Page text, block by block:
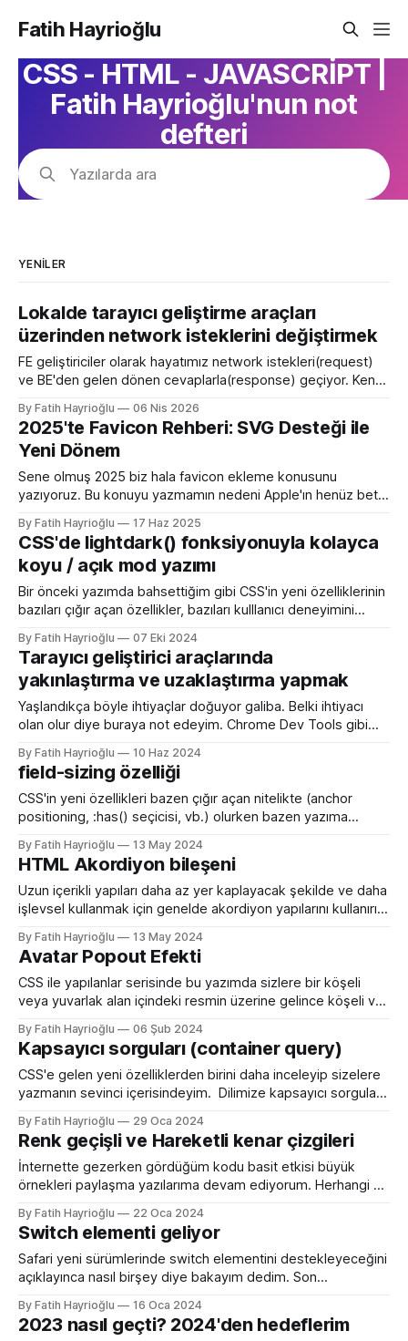
Fatih Hayrioğlu
CSS - HTML - JAVASCRİPT |
Fatih Hayrioğlu'nun not
defteri
Yazılarda ara
YENILER
Lokalde tarayıcı geliştirme araçları
üzerinden network isteklerini değiştirmek
FE geliştiriciler olarak hayatımız network istekleri(request)
ve BE'den gelen dönen cevaplarla(response) geçiyor. Kendi
olduğunda mock server kurmak veya çeşitli kütüphanelerle
bu işi yapıyordum. Mock işini tarayıcı üzerinden yapmaya
başlayalı çok rahatladım. Süper kolaylık sağlayan bir özellik.
Genel kullanım alanları * BE
By Fatih Hayrioğlu 06 Nis 2026
2025'te Favicon Rehberi: SVG Desteği ile
Yeni Dönem
Sene olmuş 2025 biz hala favicon ekleme konusunu
yazıyoruz. Bu konuyu yazmamın nedeni Apple'ın henüz beta
oluşu. Bu vesileyle bilgileri tazelemekte fayda var. favicon,
web sitelerinin tarayıcının sayfa, sekme ve yerimi kısmında
gösterilen küçük simgelerdir. Aslında favori ikon dosyaları
By Fatih Hayrioğlu 17 Haz 2025
CSS'de lightdark() fonksiyonuyla kolayca
koyu / açık mod yazımı
Bir önceki yazımda bahsettiğim gibi CSS'in yeni özelliklerinin
bazıları çığır açan özellikler, bazıları kulllanıcı deneyimini
fonksiyonu gibi yazım kolaylığı sağlayan özellikler. lightdark()
fonksiyonu mevcut uyumlu web yazımındaki büyük sorun
olan aşağıdaki kullanımı daha anlaşılır ve düzenli hale
getirmeye yarıyor. :root { color-scheme:
By Fatih Hayrioğlu 07 Eki 2024
Tarayıcı geliştirici araçlarında
yakınlaştırma ve uzaklaştırma yapmak
Yaşlandıkça böyle ihtiyaçlar doğuyor galiba. Belki ihtiyacı
olan olur diye buraya not edeyim. Chrome Dev Tools gibi
küçük mesela :) Yazı boyutlarını büyütmek için Cmd + + and
Cmd + - (Windows'ta Cmd yerine Ctrl kullanın). Ancak bu
kısayol İngilizce klavye için Türkçe klavyelerde bunu
yapmak
By Fatih Hayrioğlu 10 Haz 2024
field-sizing özelliği
CSS'in yeni özellikleri bazen çığır açan nitelikte (anchor
positioning, :has() seçicisi, vb.) olurken bazen yazıma
genel kullanılan kullanıcı deneyimi arttırıcı özellikleri oluyor.
field-size özelliği genel kullanıcı deneyimini arttırıcı bir
özellik. field-size özelliği genelde javascript ile çözdüğümüz
bir
By Fatih Hayrioğlu 13 May 2024
HTML Akordiyon bileşeni
Uzun içerikli yapıları daha az yer kaplayacak şekilde ve daha
işlevsel kullanmak için genelde akordiyon yapılarını kullanırız.
işlevselliğini javascript ile yapıyoruz. HTML ve CSS ile
yapılan akordiyonlar için son günlerde gelen name attribute
ile işlevsellik yönünden eksik kalan kısım tamamlandı. name
attribute tam
By Fatih Hayrioğlu 13 May 2024
Avatar Popout Efekti
CSS ile yapılanlar serisinde bu yazımda sizlere bir köşeli
veya yuvarlak alan içindeki resmin üzerine gelince köşeli ve
çalışacağım. Köşeli alanlarda popout efekti Bir kapsayıcı
.kapsayici içinde yer alan resmi position: absolute; ve
bottom: 0; ile kapsayıcının altına hizalıyoruz. Normal
durumda biraz resmi küçültüyoruz.
By Fatih Hayrioğlu 06 Şub 2024
Kapsayıcı sorguları (container query)
CSS'e gelen yeni özelliklerden birini daha inceleyip sizelere
yazmanın sevinci içerisindeyim. Dilimize kapsayıcı sorguları
önce zingat'ta Murat Çorlu ile harita sayfasını kodlarken
sağda harita solda haritadaki ilanların listelendiği ilan
kartlarının olduğu bir yapıdaki tasarımı HTML'e dökmeye
çalıştığımız
By Fatih Hayrioğlu 29 Oca 2024
Renk geçişli ve Hareketli kenar çizgileri
İnternette gezerken gördüğüm kodu basit etkisi büyük
örnekleri paylaşma yazılarıma devam ediyorum. Herhangi bir
üstüne bunu hareketli yapma örneklerini çok gördüm. Bu
yazıda bunu anlatmaya çalışacağım. Doğrusal renk geçişi
örneği border-image: linear-gradient(to bottom
right,#ffb56b,#ac255e) 1; border-image
By Fatih Hayrioğlu 22 Oca 2024
Switch elementi geliyor
Safari yeni sürümlerinde switch elementini destekleyeceğini
açıklayınca nasıl birşey diye bakayım dedim. Son
kervanına Webkit'in de katılması açısında önemli bir durum.
İlk denemem <input type="checkbox" switch> Sonuç
By Fatih Hayrioğlu 16 Oca 2024
2023 nasıl geçti? 2024'den hedeflerim